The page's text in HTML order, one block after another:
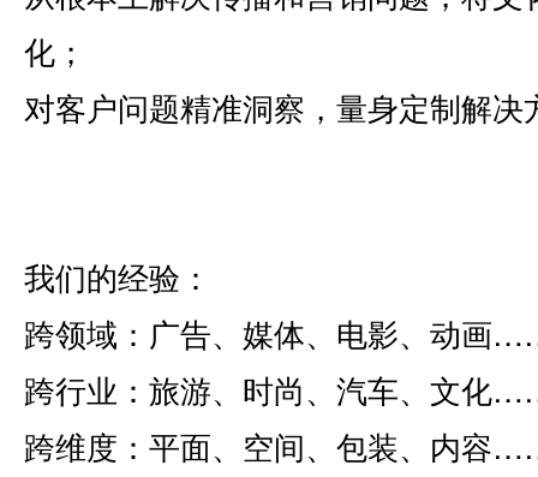
化；
对客户问题精准洞察，量身定制解决
我们的经验：
跨领域：广告、媒体、电影、动画
跨行业：旅游、时尚、汽车、文化
跨维度：平面、空间、包装、内容